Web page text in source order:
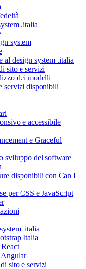
.italia
system
al design system .italia
sito e servizi
dei modelli
servizi disponibili
e accessibile
e Graceful
sviluppo del software
disponibili con Can I
per CSS e JavaScript
.italia
Italia
sito e servizi